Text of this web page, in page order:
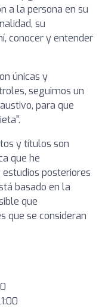
a la persona en su
su
conocer y entender
únicas y
seguimos un
para que
y títulos son
que he
posteriores
basado en la
que
que se consideran